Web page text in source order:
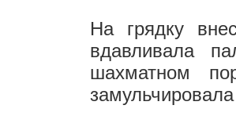
На грядку
вдавливала
шахматном